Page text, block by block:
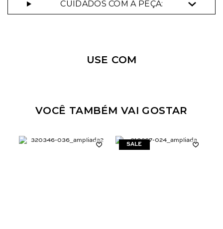
Selecione o tamanho que você deseja:
CUIDADOS COM A PEÇA:
USE COM
VOCÊ TAMBÉM VAI GOSTAR